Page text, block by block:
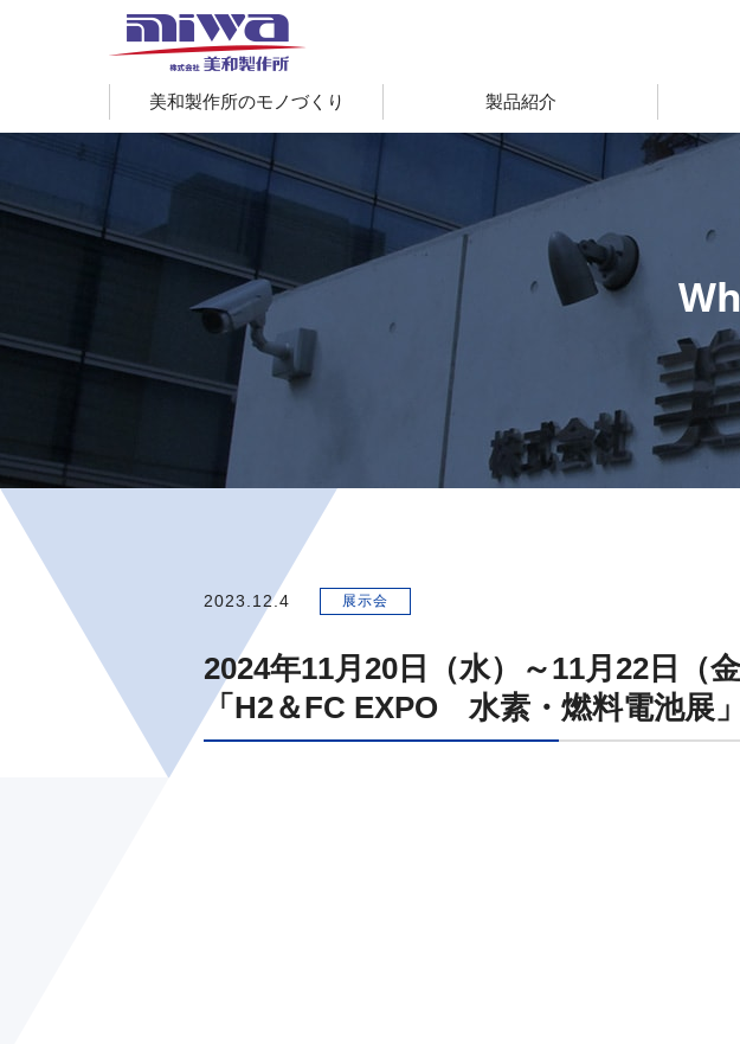
美和製作所のモノづくり 製品紹介
2023.12.4 展示会
2024年11月20日（水）～11月22日（
「H2＆FC EXPO 水素・燃料電池展